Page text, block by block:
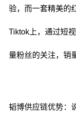
验，而一套精美的
Tiktok上，通过短
量粉丝的关注，销
韬博供应链优势：